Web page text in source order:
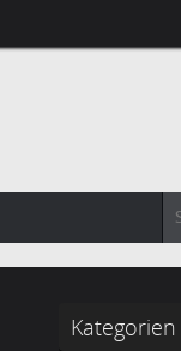
Kategorien